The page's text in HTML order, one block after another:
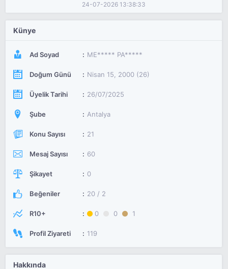
24-07-2026 13:38:33
Künye
Ad Soyad ME***** PA*****
Doğum Günü Nisan 15, 2000 (26)
Üyelik Tarihi 26/07/2025
Şube Antalya
Konu Sayısı 21
Mesaj Sayısı 60
Şikayet 0
Beğeniler 20 / 2
R10+ 0 0 1
Profil Ziyareti 119
Hakkında